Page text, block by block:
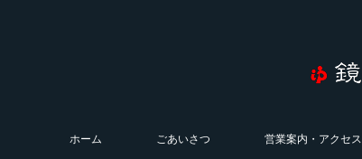
ホーム ごあいさつ 営業案内・アクセス